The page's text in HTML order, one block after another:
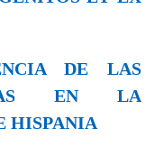
DE LAS
EN LA
HISPANIA